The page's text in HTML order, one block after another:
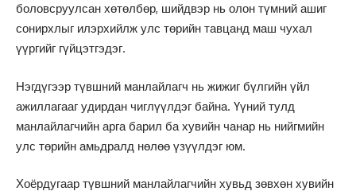
боловсруулсан хөтөлбөр, шийдвэр нь олон түмний ашиг
сонирхлыг илэрхийлж улс төрийн тавцанд маш чухал
үүргийг гүйцэтгэдэг.
Нэгдүгээр түвшний манлайлагч нь жижиг бүлгийн үйл
ажиллагааг удирдан чиглүүлдэг байна. Үүний тулд
манлайлагчийн арга барил ба хувийн чанар нь нийгмийн
улс төрийн амьдралд нөлөө үзүүлдэг юм.
Хоёрдугаар түвшний манлайлагчийн хувьд зөвхөн хувийн